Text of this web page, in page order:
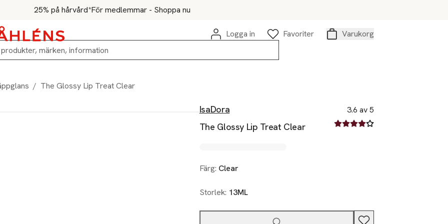
25% på hårvård*För medlemmar - Shoppa nu
Logga in
Favoriter
Varukorg
/ The Glossy Lip Treat Clear
IsaDora
The Glossy Lip Treat Clear
3.6 av 5
3.6 av fem stjärnor
Färg: Clear
Storlek: 13ML